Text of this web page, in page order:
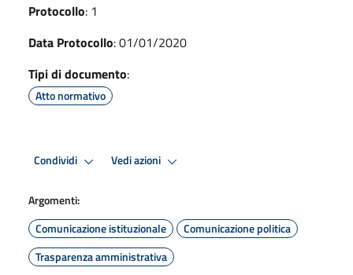
Protocollo: 1
Data Protocollo: 01/01/2020
Tipi di documento:
Atto normativo
Condividi Vedi azioni
Argomenti:
Comunicazione istituzionale
Comunicazione politica
Trasparenza amministrativa